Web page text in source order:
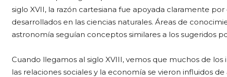
siglo XVII, la razón cartesiana fue apoyada claramente
desarrollados en las ciencias naturales. Áreas de
astronomía seguían conceptos similares a los sugeridos
Cuando llegamos al siglo XVIII, vemos que muchos de
las relaciones sociales y la economía se vieron influidos